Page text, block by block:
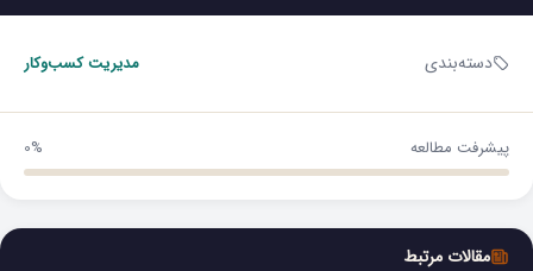
دسته‌بندی مدیریت کسب‌و‌کار
پیشرفت مطالعه 0%
مقالات مرتبط